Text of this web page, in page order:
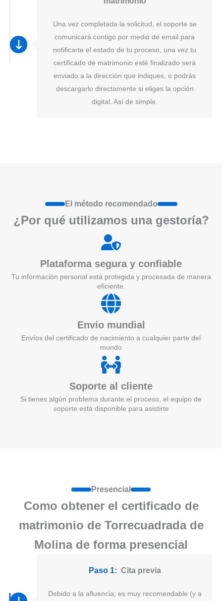
Una vez completada la solicitud, el soporte se
comunicará contigo por medio de email para
notificarte el estado de tu proceso, una vez tu
certificado de matrimonio esté finalizado será
enviado a la dirección que indiques, o podrás
descargarlo directamente si eliges la opción
digital. Así de simple.
El método recomendado
¿Por qué utilizamos una gestoría?
Plataforma segura y confiable
Tu información personal está protegida y procesada de manera
eficiente.
Envío mundial
Envíos del certificado de nacimiento a cualquier parte del
mundo
Soporte al cliente
Si tienes algún problema durante el proceso, el equipo de
soporte está disponible para asistirte
Presencial
Como obtener el certificado de
matrimonio de Torrecuadrada de
Molina de forma presencial
Paso 1: Cita previa
Debido a la afluencia, es muy recomendable (y a